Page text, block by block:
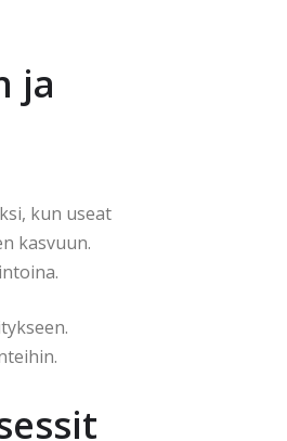
ja
kun useat
kasvuun.